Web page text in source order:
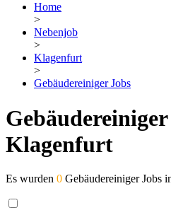
Home
>
Nebenjob
>
Klagenfurt
>
Gebäudereiniger Jobs
Klagenfurt
Es wurden 0 Gebäudereiniger Jobs